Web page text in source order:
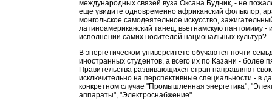
международных связей вуза Оксана Будник, - не
еще увидите одновременно африканский фольклор,
монгольское самодеятельное искусство,
латиноамериканский танец, вьетнамскую пантомиму -
исполнении самих носителей национальных культур?
В энергетическом университете обучаются почти
иностранных студентов, а всего их по Казани - более
Правительства развивающихся стран направляют
исключительно на перспективные специальности - в
конкретном случае "Промышленная энергетика",
аппараты", "Электроснабжение".